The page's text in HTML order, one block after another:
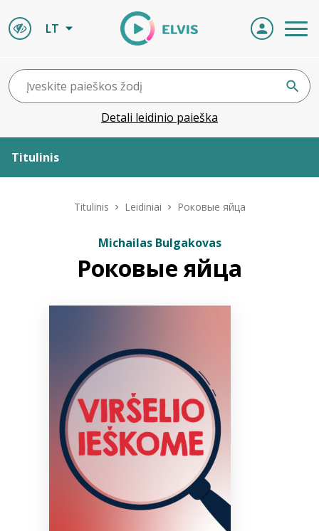
LT
Detali leidinio paieška
Titulinis
ELVIS atvyksta
Titulinis Leidiniai Роковые яйца
Michailas Bulgakovas
Роковые яйца